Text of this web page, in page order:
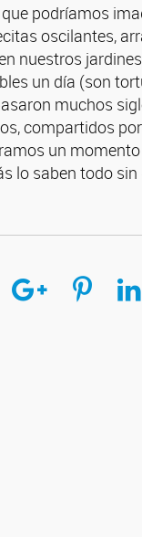
podríamos
oscilantes,
nuestros
un día (son
muchos
compartidos
un
lo saben todo
Compartir en Google Plus Compartir en Pinterest Compartir en Linkedin